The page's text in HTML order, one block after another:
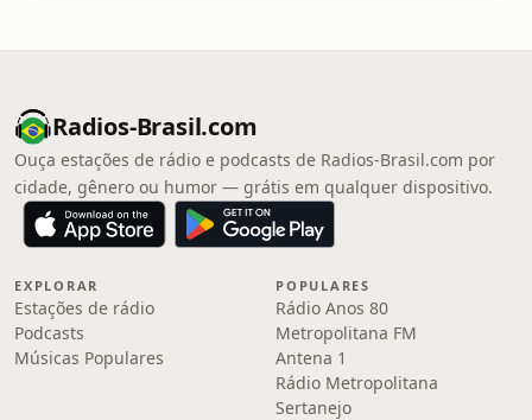
Radios-Brasil.com
Ouça estações de rádio e podcasts de Radios-Brasil.com por
cidade, gênero ou humor — grátis em qualquer dispositivo.
EXPLORAR
Estações de rádio
Podcasts
Músicas Populares
POPULARES
Rádio Anos 80
Metropolitana FM
Antena 1
Rádio Metropolitana
Sertanejo